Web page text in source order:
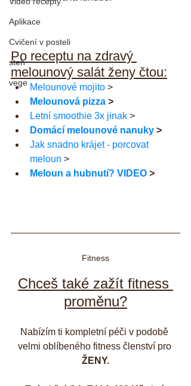
Aplikace
Cvičení v posteli
steh
vege
Po receptu na zdravý
melounový salát ženy čtou:
Melounové mojito >
Melounová pizza >
Letní smoothie 3x jinak >
Domácí melounové nanuky >
Jak snadno krájet - porcovat
meloun >
Meloun a hubnutí? VIDEO >
Fitness
Chceš také zažít fitness
proměnu?
Nabízím ti kompletní péči v podobě
velmi oblíbeného fitness členství pro
ŽENY.